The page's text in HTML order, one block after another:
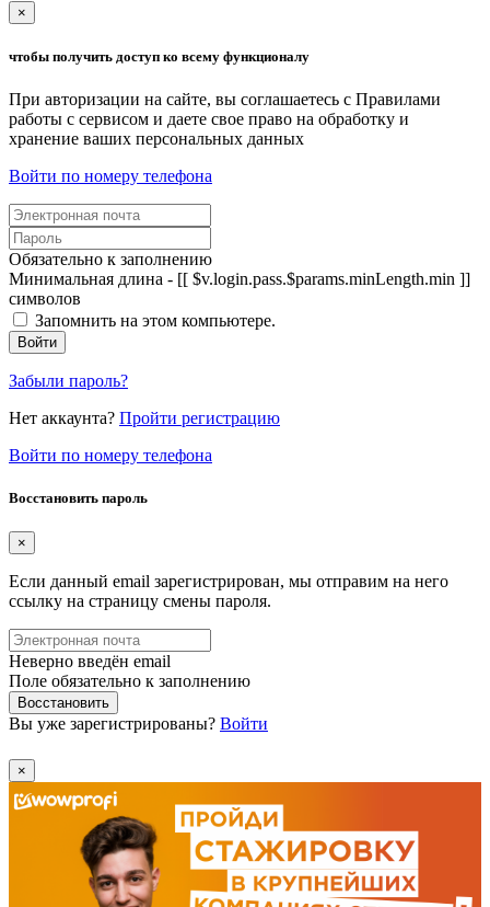
×
чтобы получить доступ ко всему функционалу
При авторизации на сайте, вы соглашаетесь с Правилами
работы с сервисом и даете свое право на обработку и
хранение ваших персональных данных
Войти по номеру телефона
Обязательно к заполнению
Минимальная длина - [[ $v.login.pass.$params.minLength.min ]]
символов
Запомнить на этом компьютере.
Войти
Забыли пароль?
Нет аккаунта? Пройти регистрацию
Войти по номеру телефона
Восстановить пароль
×
Если данный email зарегистрирован, мы отправим на него
ссылку на страницу смены пароля.
Неверно введён email
Поле обязательно к заполнению
Восстановить
Вы уже зарегистрированы? Войти
×